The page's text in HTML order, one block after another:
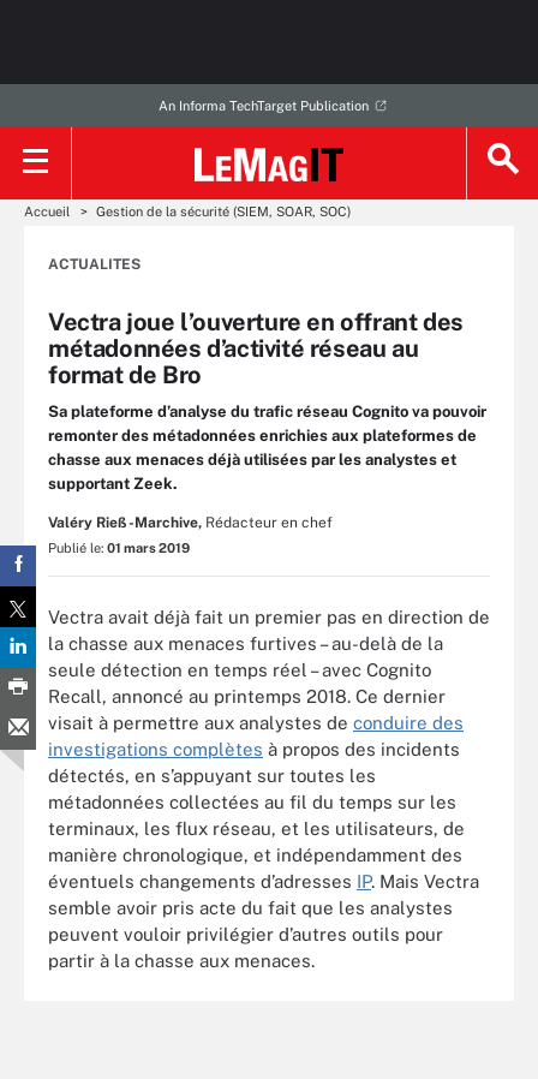
An Informa TechTarget Publication
Accueil Gestion de la sécurité (SIEM, SOAR, SOC)
ACTUALITES
Vectra joue l’ouverture en offrant des
métadonnées d’activité réseau au
format de Bro
Sa plateforme d’analyse du trafic réseau Cognito va pouvoir
remonter des métadonnées enrichies aux plateformes de
chasse aux menaces déjà utilisées par les analystes et
supportant Zeek.
Valéry Rieß-Marchive, Rédacteur en chef
Publié le: 01 mars 2019
Vectra avait déjà fait un premier pas en direction de
la chasse aux menaces furtives – au-delà de la
seule détection en temps réel – avec Cognito
Recall, annoncé au printemps 2018. Ce dernier
visait à permettre aux analystes de conduire des
investigations complètes à propos des incidents
détectés, en s’appuyant sur toutes les
métadonnées collectées au fil du temps sur les
terminaux, les flux réseau, et les utilisateurs, de
manière chronologique, et indépendamment des
éventuels changements d’adresses IP. Mais Vectra
semble avoir pris acte du fait que les analystes
peuvent vouloir privilégier d’autres outils pour
partir à la chasse aux menaces.